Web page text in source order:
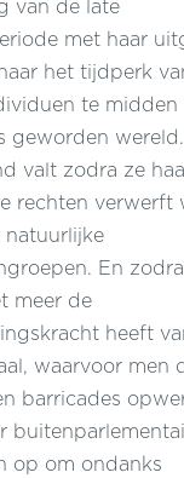
van de late
met haar
het tijdperk
te midden
geworden
valt zodra ze
rechten verwerft
natuurlijke
En
meer de
heeft
waarvoor men
barricades
op om ondanks